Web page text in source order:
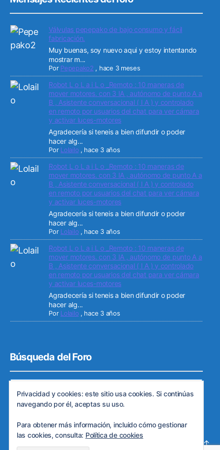
Válvulas pepepako de bajo consumo y fácil
fabricación.
Muy buenas, soy nuevo aqui y estoy intentando
mostrar m...
Por Pepepako2 , hace 3 meses
Robot L o L a i L o _Remoto : 10 maneras de
mover motores. con 3 IA , autónomo de punto A a
B , Asistente conversacional ( I A ) y controlado
en remoto por usuarios del chat para ver cámara
y activar luces-motores
Agradecería si teneis a bien difundir o poder
hacer alg...
Por Lolailo , hace 3 años
Robot L o L a i L o _Remoto : 10 maneras de
mover motores. con 3 IA , autónomo de punto A a
B , Asistente conversacional ( I A ) y controlado
en remoto por usuarios del chat para ver cámara
y activar luces-motores
Agradecería si teneis a bien difundir o poder
hacer alg...
Por Lolailo , hace 3 años
Robot L o L a i L o _Remoto : 10 maneras de
mover motores. con 3 IA , autónomo de punto A a
B , Asistente conversacional ( I A ) y controlado
en remoto por usuarios del chat para ver cámara
y activar luces-motores
Agradecería si teneis a bien difundir o poder
hacer alg...
Por Lolailo , hace 3 años
Búsqueda del Foro
↑
Privacidad y cookies: este sitio usa cookies. Si continúas
navegando por él, aceptas su uso.
Para obtener más información, incluido cómo gestionar
las cookies, consulta: Política de cookies